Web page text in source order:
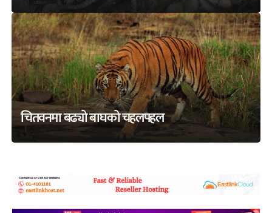
चितवनमा बढ्यो बाघको चहलपहल